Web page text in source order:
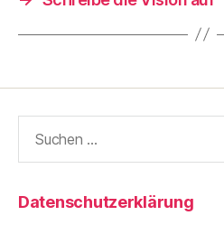
nach:
Datenschutzerklärung